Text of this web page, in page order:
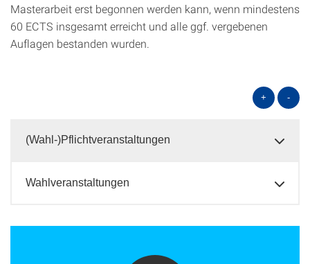
Masterarbeit erst begonnen werden kann, wenn mindestens
60 ECTS insgesamt erreicht und alle ggf. vergebenen
Auflagen bestanden wurden.
+ -
(Wahl-)Pflichtveranstaltungen
Wahlveranstaltungen